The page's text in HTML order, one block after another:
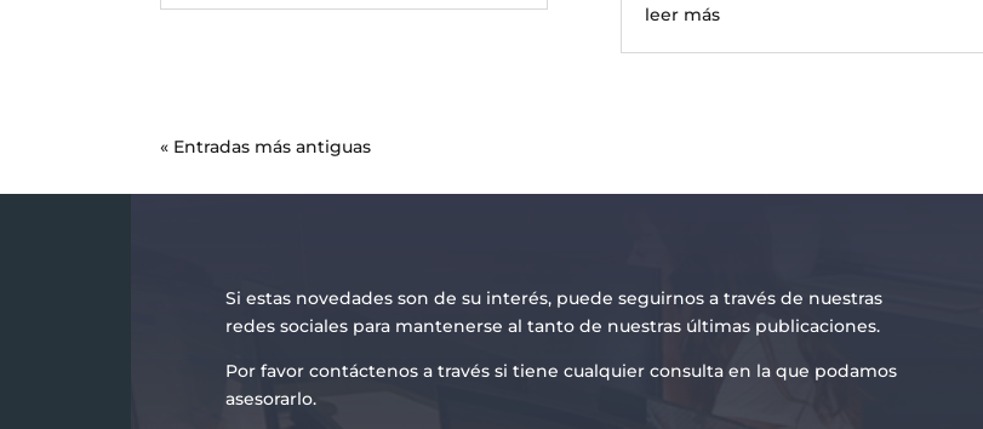
leer más
« Entradas más antiguas
Si estas novedades son de su interés, puede seguirnos a través de nuestras
redes sociales para mantenerse al tanto de nuestras últimas publicaciones.
Por favor contáctenos a través si tiene cualquier consulta en la que podamos
asesorarlo.